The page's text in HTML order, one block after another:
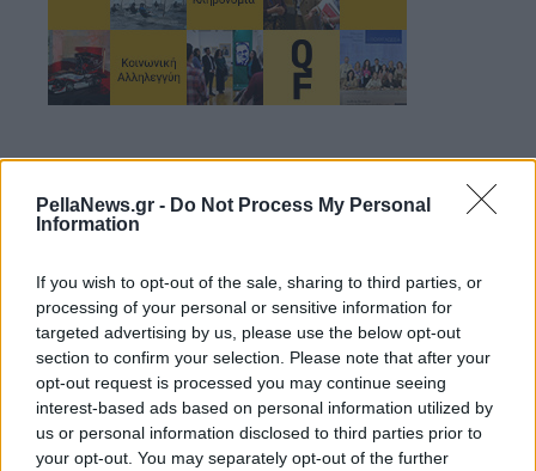
PellaNews.gr - Do Not Process My Personal
Information
If you wish to opt-out of the sale, sharing to third parties, or
processing of your personal or sensitive information for
targeted advertising by us, please use the below opt-out
section to confirm your selection. Please note that after your
opt-out request is processed you may continue seeing
interest-based ads based on personal information utilized by
us or personal information disclosed to third parties prior to
your opt-out. You may separately opt-out of the further